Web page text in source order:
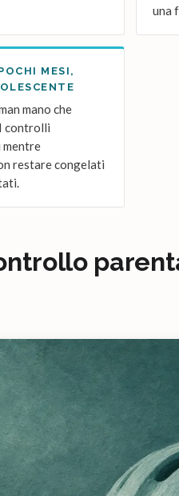
una
MESI,
mano che
controlli
mentre
restare congelati